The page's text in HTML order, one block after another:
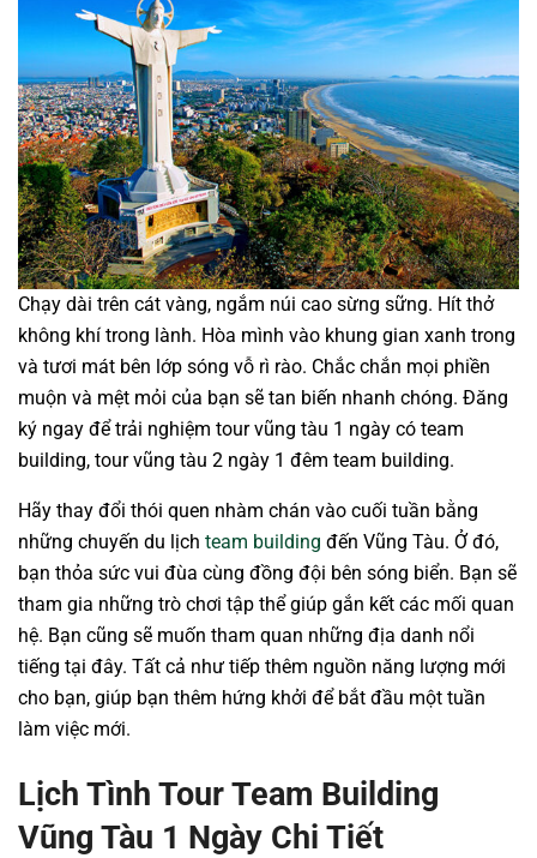
Chạy dài trên cát vàng, ngắm núi cao sừng sững. Hít thở
không khí trong lành. Hòa mình vào khung gian xanh trong
và tươi mát bên lớp sóng vỗ rì rào. Chắc chắn mọi phiền
muộn và mệt mỏi của bạn sẽ tan biến nhanh chóng. Đăng
ký ngay để trải nghiệm tour vũng tàu 1 ngày có team
building, tour vũng tàu 2 ngày 1 đêm team building.
Hãy thay đổi thói quen nhàm chán vào cuối tuần bằng
những chuyến du lịch team building đến Vũng Tàu. Ở đó,
bạn thỏa sức vui đùa cùng đồng đội bên sóng biển. Bạn sẽ
tham gia những trò chơi tập thể giúp gắn kết các mối quan
hệ. Bạn cũng sẽ muốn tham quan những địa danh nổi
tiếng tại đây. Tất cả như tiếp thêm nguồn năng lượng mới
cho bạn, giúp bạn thêm hứng khởi để bắt đầu một tuần
làm việc mới.
Lịch Tình Tour Team Building
Vũng Tàu 1 Ngày Chi Tiết